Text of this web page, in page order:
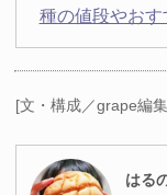
種の値段やおす
[文・構成／grape編
はる